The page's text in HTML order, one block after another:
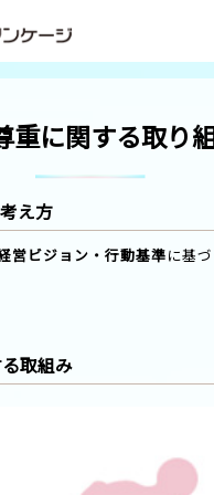
重に関する取り
え方
営ビジョン・行動基準に基
取組み